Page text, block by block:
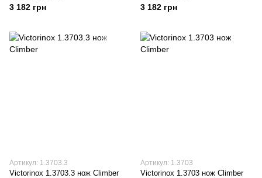
3 182 грн 3 182 грн
Артикул: 1.3703.3
Victorinox 1.3703.3 нож Climber
Артикул: 1.3703
Victorinox 1.3703 нож Climber